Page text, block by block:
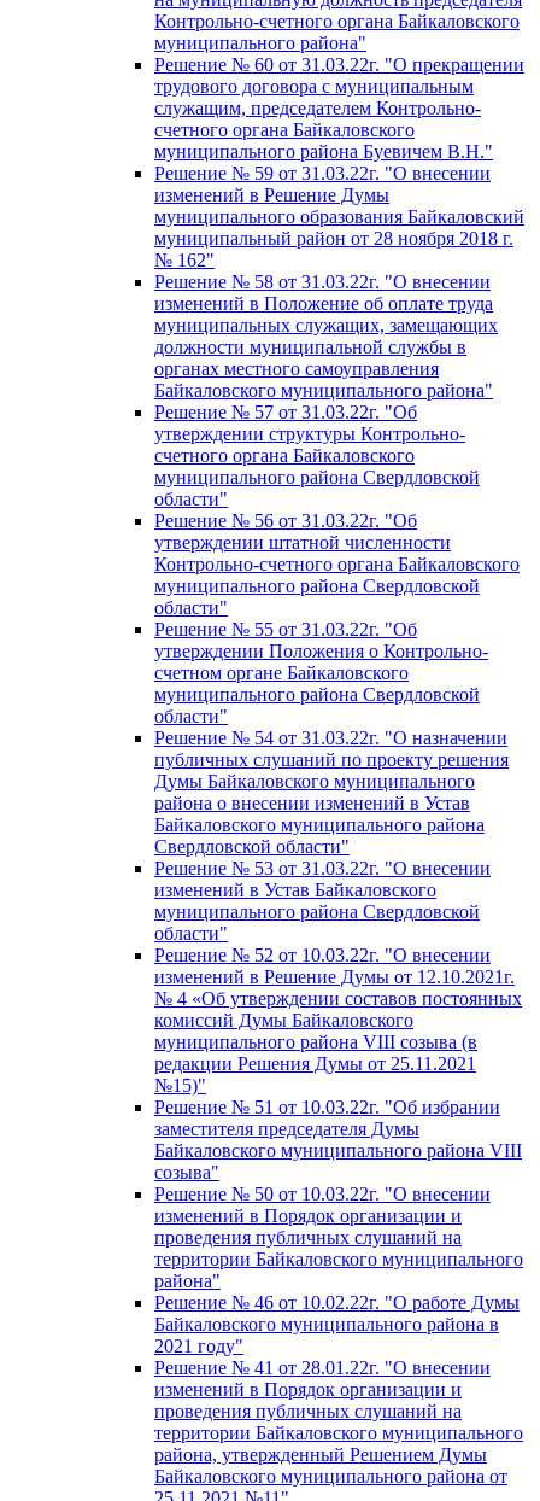
Контрольно-счетного органа Байкаловского
муниципального района"
Решение № 60 от 31.03.22г. "О прекращении
трудового договора с муниципальным
служащим, председателем Контрольно-
счетного органа Байкаловского
муниципального района Буевичем В.Н."
Решение № 59 от 31.03.22г. "О внесении
изменений в Решение Думы
муниципального образования Байкаловский
муниципальный район от 28 ноября 2018 г.
№ 162"
Решение № 58 от 31.03.22г. "О внесении
изменений в Положение об оплате труда
муниципальных служащих, замещающих
должности муниципальной службы в
органах местного самоуправления
Байкаловского муниципального района"
Решение № 57 от 31.03.22г. "Об
утверждении структуры Контрольно-
счетного органа Байкаловского
муниципального района Свердловской
области"
Решение № 56 от 31.03.22г. "Об
утверждении штатной численности
Контрольно-счетного органа Байкаловского
муниципального района Свердловской
области"
Решение № 55 от 31.03.22г. "Об
утверждении Положения о Контрольно-
счетном органе Байкаловского
муниципального района Свердловской
области"
Решение № 54 от 31.03.22г. "О назначении
публичных слушаний по проекту решения
Думы Байкаловского муниципального
района о внесении изменений в Устав
Байкаловского муниципального района
Свердловской области"
Решение № 53 от 31.03.22г. "О внесении
изменений в Устав Байкаловского
муниципального района Свердловской
области"
Решение № 52 от 10.03.22г. "О внесении
изменений в Решение Думы от 12.10.2021г.
№ 4 «Об утверждении составов постоянных
комиссий Думы Байкаловского
муниципального района VIII созыва (в
редакции Решения Думы от 25.11.2021
№15)"
Решение № 51 от 10.03.22г. "Об избрании
заместителя председателя Думы
Байкаловского муниципального района VIII
созыва"
Решение № 50 от 10.03.22г. "О внесении
изменений в Порядок организации и
проведения публичных слушаний на
территории Байкаловского муниципального
района"
Решение № 46 от 10.02.22г. "О работе Думы
Байкаловского муниципального района в
2021 году"
Решение № 41 от 28.01.22г. "О внесении
изменений в Порядок организации и
проведения публичных слушаний на
территории Байкаловского муниципального
района, утвержденный Решением Думы
Байкаловского муниципального района от